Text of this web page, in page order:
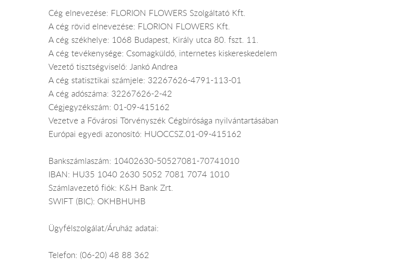
Cég elnevezése: FLORION FLOWERS Szolgáltató Kft.
A cég rövid elnevezése: FLORION FLOWERS Kft.
A cég székhelye: 1068 Budapest, Király utca 80. fszt. 11.
A cég tevékenysége: Csomagküldő, internetes kiskereskedelem
Vezető tisztségviselő: Jankó Andrea
A cég statisztikai számjele: 32267626-4791-113-01
A cég adószáma: 32267626-2-42
Cégjegyzékszám: 01-09-415162
Vezetve a Fővárosi Törvényszék Cégbírósága nyilvántartásában
Európai egyedi azonosító: HUOCCSZ.01-09-415162
Bankszámlaszám: 10402630-50527081-70741010
IBAN: HU35 1040 2630 5052 7081 7074 1010
Számlavezető fiók: K&H Bank Zrt.
SWIFT (BIC): OKHBHUHB
Ügyfélszolgálat/Áruház adatai:
Telefon: (06-20) 48 88 362